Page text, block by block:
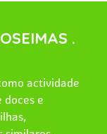
.
actividade
doces e